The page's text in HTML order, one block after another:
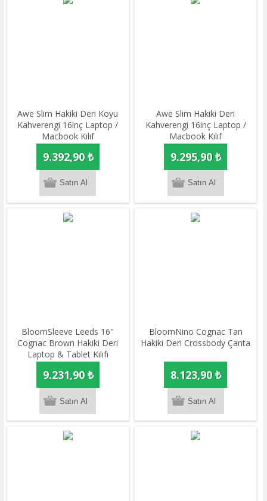
Awe Slim Hakiki Deri Koyu
Kahverengi 16inç Laptop /
Macbook Kılıf
9.392,90 ₺
Awe Slim Hakiki Deri
Kahverengi 16inç Laptop /
Macbook Kılıf
9.295,90 ₺
BloomSleeve Leeds 16"
Cognac Brown Hakiki Deri
Laptop & Tablet Kılıfı
9.231,90 ₺
BloomNino Cognac Tan
Hakiki Deri Crossbody Çanta
8.123,90 ₺